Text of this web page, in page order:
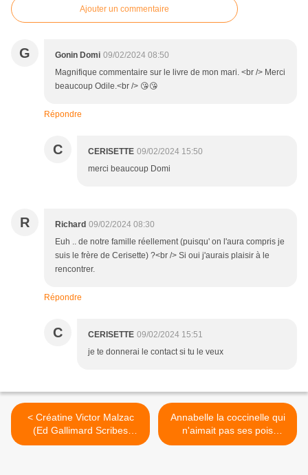
Ajouter un commentaire
G Gonin Domi 09/02/2024 08:50
Magnifique commentaire sur le livre de mon mari. <br /> Merci
beaucoup Odile.<br /> 😘😘
Répondre
C CERISETTE 09/02/2024 15:50
merci beaucoup Domi
R Richard 09/02/2024 08:30
Euh .. de notre famille réellement (puisqu' on l'aura compris je
suis le frère de Cerisette) ?<br /> Si oui j'aurais plaisir à le
rencontrer.
Répondre
C CERISETTE 09/02/2024 15:51
je te donnerai le contact si tu le veux
< Créatine Victor Malzac
(Ed Gallimard Scribes
2024)
Annabelle la coccinelle qui
n'aimait pas ses pois
(Catherine Traba 2024) >